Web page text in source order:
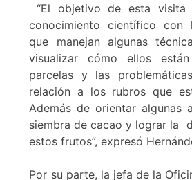
“El objetivo de esta
conocimiento científico con
que manejan algunas
visualizar cómo ellos
parcelas y las
relación a los rubros que
Además de orientar algunas
siembra de cacao y lograr la
estos frutos”, expresó
Por su parte, la jefa de la